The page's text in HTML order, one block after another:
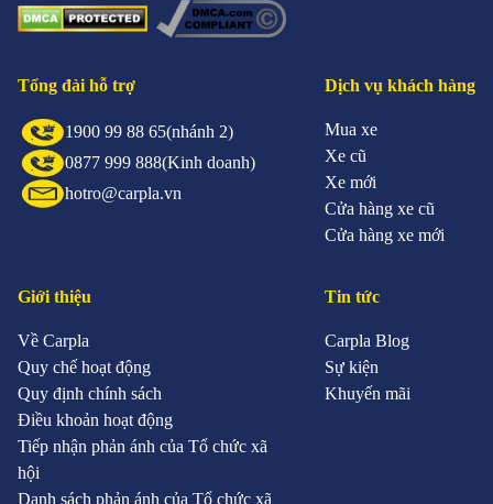
Tổng đài hỗ trợ
1900 99 88 65(nhánh 2)
0877 999 888(Kinh doanh)
hotro@carpla.vn
Dịch vụ khách hàng
Mua xe
Xe cũ
Xe mới
Cửa hàng xe cũ
Cửa hàng xe mới
Giới thiệu
Về Carpla
Quy chế hoạt động
Quy định chính sách
Điều khoản hoạt động
Tiếp nhận phản ánh của Tổ chức xã
hội
Danh sách phản ánh của Tổ chức xã
Tin tức
Carpla Blog
Sự kiện
Khuyến mãi